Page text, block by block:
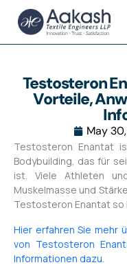
Testosteron
Vorteile,
May
Testosteron Enantat
Bodybuilding, das für
ist. Viele Athleten
Muskelmasse und
Testosteron Enantat so
Hier erfahren Sie mehr
von Testosteron
Informationen dazu.